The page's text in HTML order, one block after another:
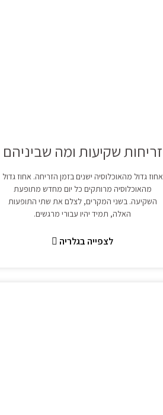
זריחות שקיעות ומה שביניהם
אחוז גדול מהאוכלוסיה ישנים בזמן הזריחה. אחוז גדול
מהאוכלוסיה מרותקים כל יום מחדש מתופעת
השקיעה. בשני המקרים, לצלם את שתי התופעות
האלה, תמיד יהיו עבורי מרגשים.
לצפייה בגלריה